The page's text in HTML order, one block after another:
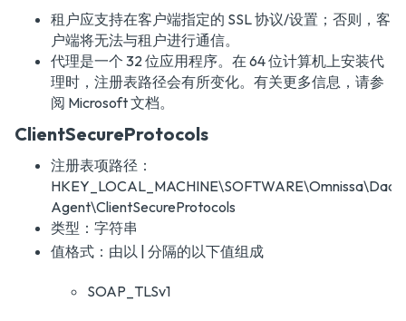
租户应支持在客户端指定的 SSL 协议/设置；否则，客
户端将无法与租户进行通信。
代理是一个 32 位应用程序。在 64 位计算机上安装代
理时，注册表路径会有所变化。有关更多信息，请参
阅 Microsoft 文档。
ClientSecureProtocols
注册表项路径：
HKEY_LOCAL_MACHINE\SOFTWARE\Omnissa\DaaS
Agent\ClientSecureProtocols
类型：字符串
值格式：由以 | 分隔的以下值组成
SOAP_TLSv1